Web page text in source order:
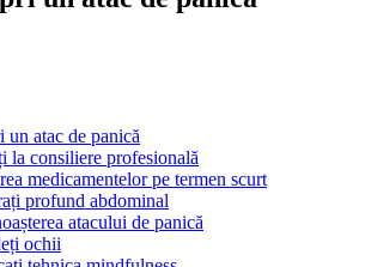
un atac de panică
la consiliere profesională
medicamentelor pe termen scurt
profund abdominal
atacului de panică
ochii